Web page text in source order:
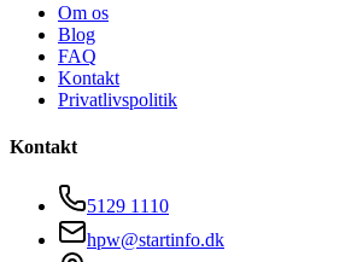
Om os
Blog
FAQ
Kontakt
Privatlivspolitik
Kontakt
5129 1110
hpw@startinfo.dk